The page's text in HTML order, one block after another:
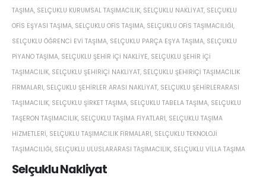
Selçuklu Nakliyat
TAŞIMA, SELÇUKLU KURUMSAL TAŞIMACILIK, SELÇUKLU NAKLIYAT, SELÇUKLU
OFIS EŞYASI TAŞIMA, SELÇUKLU OFIS TAŞIMA, SELÇUKLU OFIS TAŞIMACILIĞI,
SELÇUKLU ÖĞRENCI EVI TAŞIMA, SELÇUKLU PARÇA EŞYA TAŞIMA, SELÇUKLU
PIYANO TAŞIMA, SELÇUKLU ŞEHIR IÇI NAKLIYE, SELÇUKLU ŞEHIR IÇI
TAŞIMACILIK, SELÇUKLU ŞEHIRIÇI NAKLIYAT, SELÇUKLU ŞEHIRIÇI TAŞIMACILIK
FIRMALARI, SELÇUKLU ŞEHIRLER ARASI NAKLIYAT, SELÇUKLU ŞEHIRLERARASI
TAŞIMACILIK, SELÇUKLU ŞIRKET TAŞIMA, SELÇUKLU TABELA TAŞIMA, SELÇUKLU
TAŞERON TAŞIMACILIK, SELÇUKLU TAŞIMA FIYATLARI, SELÇUKLU TAŞIMA
HIZMETLERI, SELÇUKLU TAŞIMACILIK FIRMALARI, SELÇUKLU TEKNOLOJI
TAŞIMACILIĞI, SELÇUKLU ULUSLARARASI TAŞIMACILIK, SELÇUKLU VILLA TAŞIMA